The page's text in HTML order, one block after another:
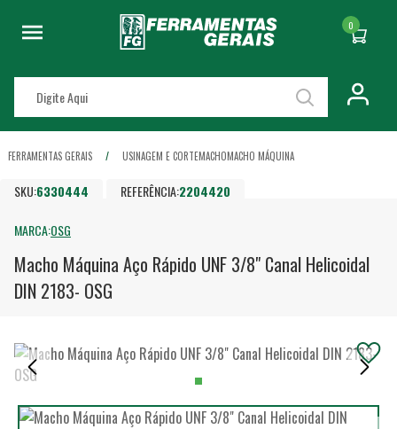
0
FERRAMENTAS GERAIS USINAGEM E CORTEMACHOMACHO MÁQUINA
SKU:6330444 REFERÊNCIA:2204420
MARCA:OSG
Macho Máquina Aço Rápido UNF 3/8" Canal Helicoidal
DIN 2183- OSG